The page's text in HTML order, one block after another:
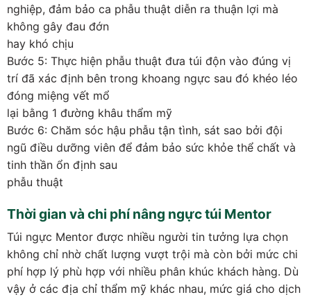
nghiệp, đảm bảo ca phẫu thuật diễn ra thuận lợi mà
không gây đau đớn
hay khó chịu
Bước 5: Thực hiện phẫu thuật đưa túi độn vào đúng vị
trí đã xác định bên trong khoang ngực sau đó khéo léo
đóng miệng vết mổ
lại bằng 1 đường khâu thẩm mỹ
Bước 6: Chăm sóc hậu phẫu tận tình, sát sao bởi đội
ngũ điều dưỡng viên để đảm bảo sức khỏe thể chất và
tinh thần ổn định sau
phẫu thuật
Thời gian và chi phí nâng ngực túi Mentor
Túi ngực Mentor được nhiều người tin tưởng lựa chọn
không chỉ nhờ chất lượng vượt trội mà còn bởi mức chi
phí hợp lý phù hợp với nhiều phân khúc khách hàng. Dù
vậy ở các địa chỉ thẩm mỹ khác nhau, mức giá cho dịch